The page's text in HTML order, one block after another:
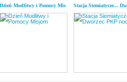
Dzień Modlitwy i Pomocy MisjomStacja Siemiatycze...